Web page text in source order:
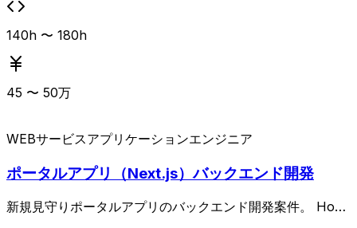
140h 〜 180h
45 〜 50万
WEBサービスアプリケーションエンジニア
ポータルアプリ（Next.js）バックエンド開発
新規見守りポータルアプリのバックエンド開発案件。 Hono